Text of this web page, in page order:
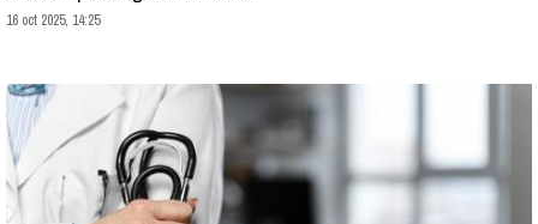
16 oct 2025, 14:25